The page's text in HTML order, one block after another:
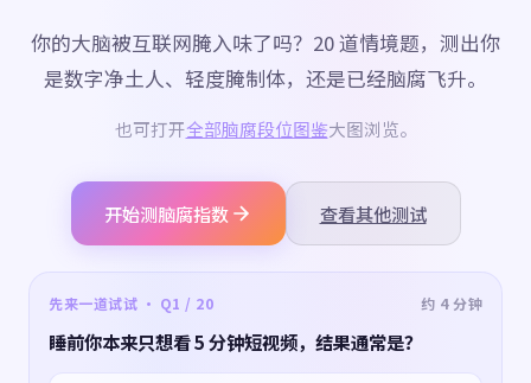
你的大脑被互联网腌入味了吗？20 道情境题，测出你
是数字净土人、轻度腌制体，还是已经脑腐飞升。
也可打开全部脑腐段位图鉴大图浏览。
开始测脑腐指数 查看其他测试
先来一道试试 · Q1 / 20 约 4 分钟
睡前你本来只想看 5 分钟短视频，结果通常是？